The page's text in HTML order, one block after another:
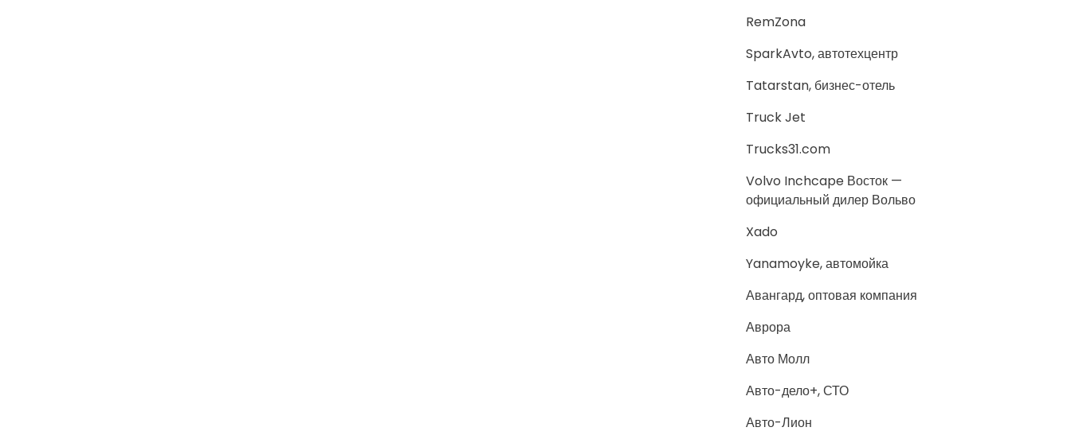
RemZona
SparkAvto, автотехцентр
Tatarstan, бизнес-отель
Truck Jet
Trucks31.com
Volvo Inchcape Восток —
официальный дилер Вольво
Xado
Yanamoyke, автомойка
Авангард, оптовая компания
Аврора
Авто Молл
Авто-дело+, СТО
Авто-Лион